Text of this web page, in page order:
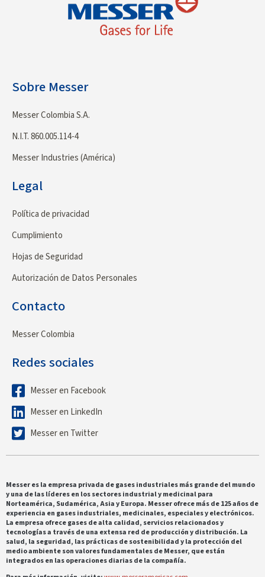
Sobre Messer
Messer Colombia S.A.
N.I.T. 860.005.114-4
Messer Industries (América)
Legal
Política de privacidad
Cumplimiento
Hojas de Seguridad
Autorización de Datos Personales
Contacto
Messer Colombia
Redes sociales
Messer en Facebook
Messer en LinkedIn
Messer en Twitter
Messer es la empresa privada de gases industriales más grande del mundo
y una de las líderes en los sectores industrial y medicinal para
Norteamérica, Sudamérica, Asia y Europa. Messer ofrece más de 125 años de
experiencia en gases industriales, medicinales, especiales y electrónicos.
La empresa ofrece gases de alta calidad, servicios relacionados y
tecnologías a través de una extensa red de producción y distribución. La
salud, la seguridad, las prácticas de sostenibilidad y la protección del
medio ambiente son valores fundamentales de Messer, que están
integrados en las operaciones diarias de la compañía.